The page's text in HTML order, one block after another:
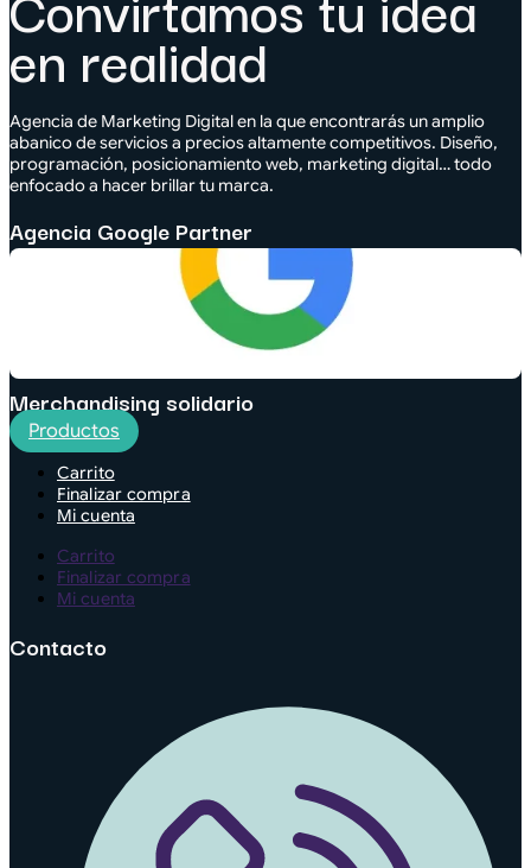
en realidad
Agencia de Marketing Digital en la que encontrarás un amplio
abanico de servicios a precios altamente competitivos. Diseño,
programación, posicionamiento web, marketing digital… todo
enfocado a hacer brillar tu marca.
Agencia Google Partner
Merchandising solidario
Productos
Carrito
Finalizar compra
Mi cuenta
Carrito
Finalizar compra
Mi cuenta
Contacto